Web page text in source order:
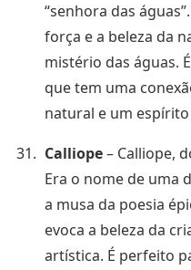
“senhora das
força e a beleza da
mistério das águas.
que tem uma
natural e um
Calliope– Calliope,
Era o nome de uma
a musa da poesia
evoca a beleza da
artística. É perfeito